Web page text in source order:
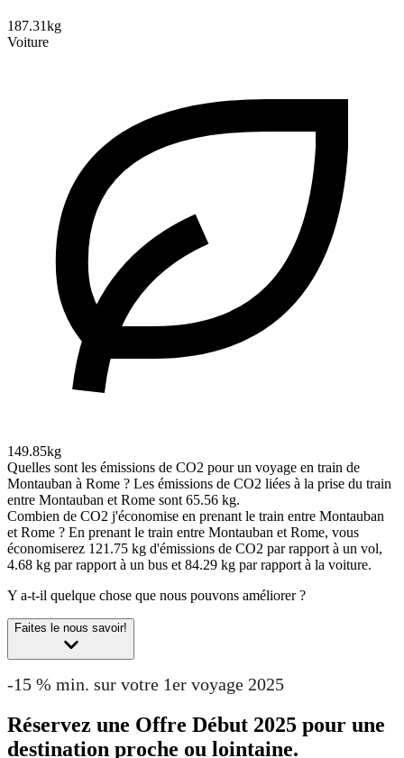
187.31kg
Voiture
149.85kg
Quelles sont les émissions de CO2 pour un voyage en train de
Montauban à Rome ? Les émissions de CO2 liées à la prise du train
entre Montauban et Rome sont 65.56 kg.
Combien de CO2 j'économise en prenant le train entre Montauban
et Rome ? En prenant le train entre Montauban et Rome, vous
économiserez 121.75 kg d'émissions de CO2 par rapport à un vol,
4.68 kg par rapport à un bus et 84.29 kg par rapport à la voiture.
Y a-t-il quelque chose que nous pouvons améliorer ?
Faites le nous savoir!
-15 % min. sur votre 1er voyage 2025
Réservez une Offre Début 2025 pour une
destination proche ou lointaine.